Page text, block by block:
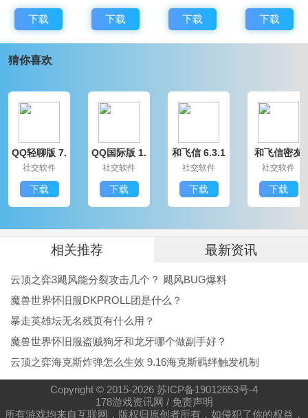
对是纯爱题材爱好者的不二之选。
和市面上其他的恋爱游戏有着很大区别。
年下之恋这款游戏玩起来还是相当不错的，并且剧情紧
体验，快来选择自己喜欢的帅哥和他开始一场甜甜恋爱
吧!
这款游戏暂未上线，喜欢的 小伙伴们可以点击预约按
钮，55PK游戏网将会在第一时间为大家更新游戏资源
版
下载
页版
下载
Derby国服测
试版
下载
国际服(TFT)
下载
猜你喜欢
QQ轻聊版 7.
9.14314.0
社交软件
下载
QQ国际版 1.
91.1370.0
社交软件
下载
和飞信 6.3.1
200
社交软件
下载
和飞信密友
圈版 6.3.120
社交软件
下载
相关推荐 最新资讯
云顶之弈3飓风能分裂攻击几个？ 飓风BUG爆料
魔兽世界怀旧服DKPROLL团是什么？
暴走英雄坛无名残页有什么用？
魔兽世界怀旧服盗贼狗牙和龙牙哪个做副手好？
云顶之弈海克斯炸弹怎么生效 9.16海克斯羁绊触发机制
Copyright © 2015-2026 苏ICP备19012653号-4
178游戏资讯网 / 免责声明
所有游戏均来自互联网，版权归原创者所有，如侵犯了你的权益，